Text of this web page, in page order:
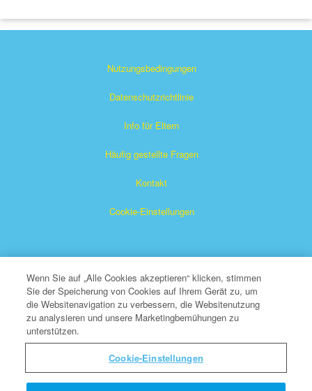
Nutzungsbedingungen
Datenschutzrichtlinie
Info für Eltern
Häufig gestellte Fragen
Kontakt
Cookie-Einstellungen
Das Superbuch ist ein eingetragenes Warenzeichen von The
Christian Broadcasting Network, Inc. Eine gemeinnützige 501
Alle Rechte vorbehalten.
Wenn Sie auf „Alle Cookies akzeptieren“ klicken, stimmen
Sie der Speicherung von Cookies auf Ihrem Gerät zu, um
die Websitenavigation zu verbessern, die Websitenutzung
zu analysieren und unsere Marketingbemühungen zu
unterstützen.
Cookie-Einstellungen